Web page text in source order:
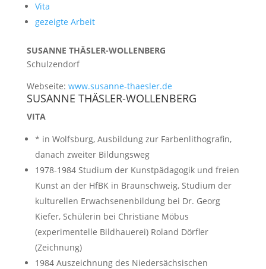
Vita
gezeigte Arbeit
SUSANNE THÄSLER-WOLLENBERG
Schulzendorf
Webseite: www.susanne-thaesler.de
SUSANNE THÄSLER-WOLLENBERG
VITA
* in Wolfsburg, Ausbildung zur Farbenlithografin,
danach zweiter Bildungsweg
1978-1984 Studium der Kunstpädagogik und freien
Kunst an der HfBK in Braunschweig, Studium der
kulturellen Erwachsenenbildung bei Dr. Georg
Kiefer, Schülerin bei Christiane Möbus
(experimentelle Bildhauerei) Roland Dörfler
(Zeichnung)
1984 Auszeichnung des Niedersächsischen